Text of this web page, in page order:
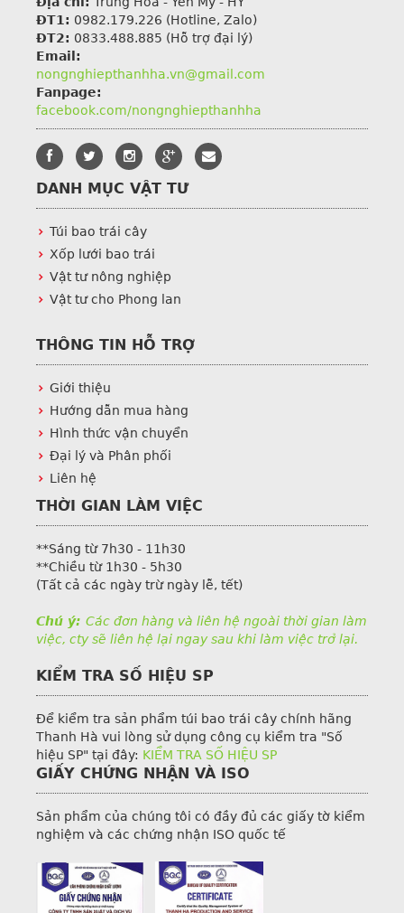
ĐT1: 0982.179.226 (Hotline, Zalo)
ĐT2: 0833.488.885 (Hỗ trợ đại lý)
Email:
nongnghiepthanhha.vn@gmail.com
Fanpage:
facebook.com/nongnghiepthanhha
DANH MỤC VẬT TƯ
Túi bao trái cây
Xốp lưới bao trái
Vật tư nông nghiệp
Vật tư cho Phong lan
THÔNG TIN HỖ TRỢ
Giới thiệu
Hướng dẫn mua hàng
Hình thức vận chuyển
Đại lý và Phân phối
Liên hệ
THỜI GIAN LÀM VIỆC
**Sáng từ 7h30 - 11h30
**Chiều từ 1h30 - 5h30
(Tất cả các ngày trừ ngày lễ, tết)
Chú ý: Các đơn hàng và liên hệ ngoài thời gian làm
việc, cty sẽ liên hệ lại ngay sau khi làm việc trở lại.
KIỂM TRA SỐ HIỆU SP
Để kiểm tra sản phẩm túi bao trái cây chính hãng
Thanh Hà vui lòng sử dụng công cụ kiểm tra "Số
hiệu SP" tại đây: KIỂM TRA SỐ HIỆU SP
GIẤY CHỨNG NHẬN VÀ ISO
Sản phẩm của chúng tôi có đầy đủ các giấy tờ kiểm
nghiệm và các chứng nhận ISO quốc tế